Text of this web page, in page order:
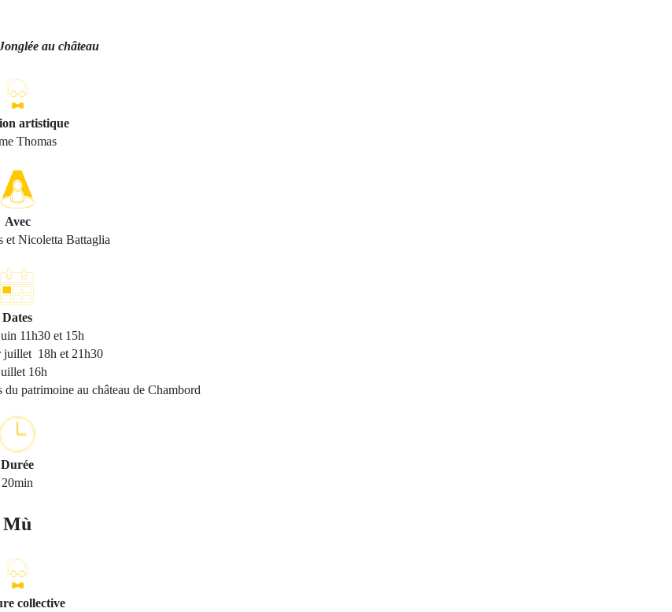
au château
artistique
Thomas
Avec
et Nicoletta Battaglia
Dates
11h30 et 15h
juillet 18h et 21h30
16h
du patrimoine au château de Chambord
Durée
20min
Mù
collective